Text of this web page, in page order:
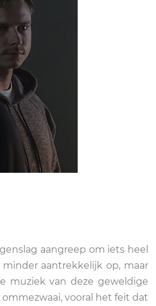
aangreep om iets heel
aantrekkelijk op, maar
muziek van deze geweldige
vooral het feit dat